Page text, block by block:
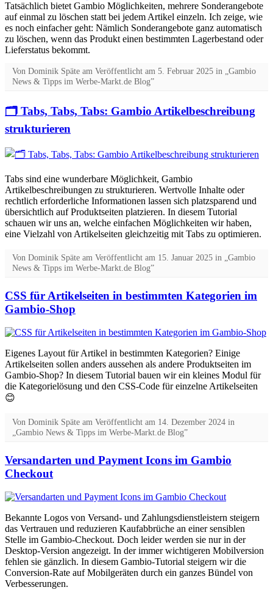
Tatsächlich bietet Gambio Möglichkeiten, mehrere Sonderangebote
auf einmal zu löschen statt bei jedem Artikel einzeln. Ich zeige, wie
es noch einfacher geht: Nämlich Sonderangebote ganz automatisch
zu löschen, wenn das Produkt einen bestimmten Lagerbestand oder
Lieferstatus bekommt.
Von Dominik Späteam Veröffentlicht am 5. Februar 2025in „Gambio
News & Tipps im Werbe-Markt.de Blog”
🗂️ Tabs, Tabs, Tabs: Gambio Artikelbeschreibung
strukturieren
Tabs sind eine wunderbare Möglichkeit, Gambio
Artikelbeschreibungen zu strukturieren. Wertvolle Inhalte oder
rechtlich erforderliche Informationen lassen sich platzsparend und
übersichtlich auf Produktseiten platzieren. In diesem Tutorial
schauen wir uns an, welche einfachen Möglichkeiten wir haben,
eine Vielzahl von Artikelseiten gleichzeitig mit Tabs zu optimieren.
Von Dominik Späteam Veröffentlicht am 15. Januar 2025in „Gambio
News & Tipps im Werbe-Markt.de Blog”
CSS für Artikelseiten in bestimmten Kategorien im
Gambio-Shop
Eigenes Layout für Artikel in bestimmten Kategorien? Einige
Artikelseiten sollen anders aussehen als andere Produktseiten im
Gambio-Shop? In diesem Tutorial bauen wir ein kleines Modul für
die Kategorielösung und den CSS-Code für einzelne Artikelseiten
😊
Von Dominik Späteam Veröffentlicht am 14. Dezember 2024in
„Gambio News & Tipps im Werbe-Markt.de Blog”
Versandarten und Payment Icons im Gambio
Checkout
Bekannte Logos von Versand- und Zahlungs­dienst­leistern steigern
das Vertrauen und reduzieren Kauf­abbrüche an einer sensiblen
Stelle im Gambio-Checkout. Doch leider werden sie nur in der
Desktop-Version angezeigt. In der immer wichtigeren Mobil­version
fehlen sie gänzlich. In diesem Gambio-Tutorial steigern wir die
Conversion-Rate auf Mobil­geräten durch ein ganzes Bündel von
Verbesserungen.